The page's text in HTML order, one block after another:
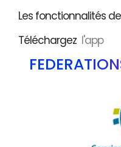
Les fonctionnalités
Téléchargez l'app